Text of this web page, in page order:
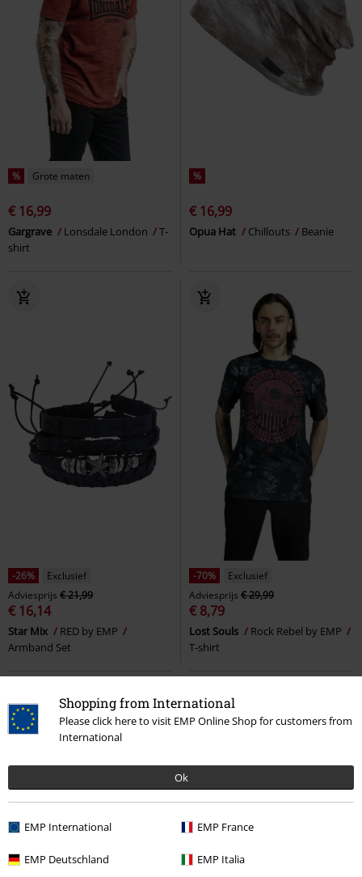
Shopping from International
Please click here to visit EMP Online Shop for customers from
International
Ok
EMP International EMP France
EMP Deutschland EMP Italia
% Grote maten
€ 16,99
Gargrave Lonsdale London
T-
shirt
%
€ 16,99
Opua Hat Chillouts Beanie
-26%
Exclusief
Adviesprijs € 21,99
€ 16,14
Star Mix
RED by EMP
Armband Set
-70%
Exclusief
Adviesprijs € 29,99
€ 8,79
Lost Souls
Rock Rebel by EMP
T-shirt